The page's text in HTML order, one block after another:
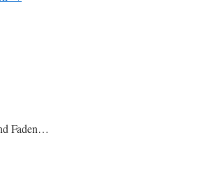
Faden…